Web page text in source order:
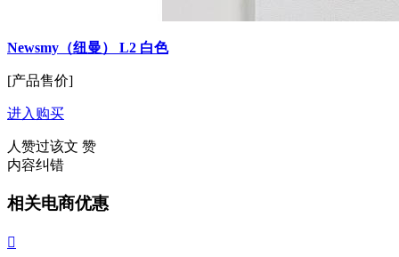
Newsmy（纽曼） L2 白色
[产品售价]
进入购买
人赞过该文 赞
内容纠错
相关电商优惠
